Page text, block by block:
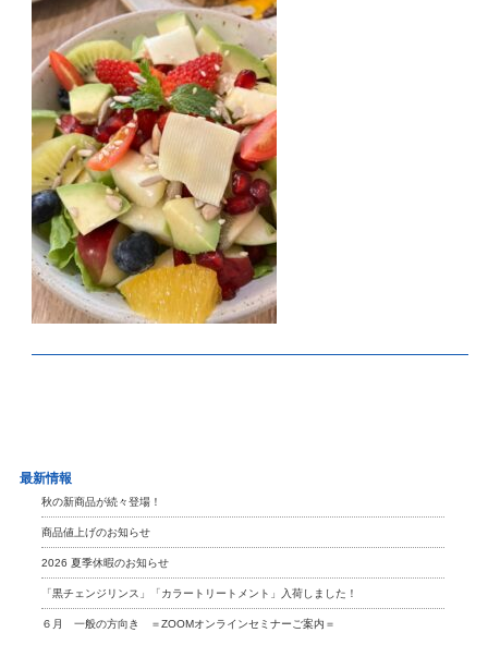
最新情報
秋の新商品が続々登場！
商品値上げのお知らせ
2026 夏季休暇のお知らせ
「黒チェンジリンス」「カラートリートメント」入荷しました！
６月 一般の方向き ＝ZOOMオンラインセミナーご案内＝